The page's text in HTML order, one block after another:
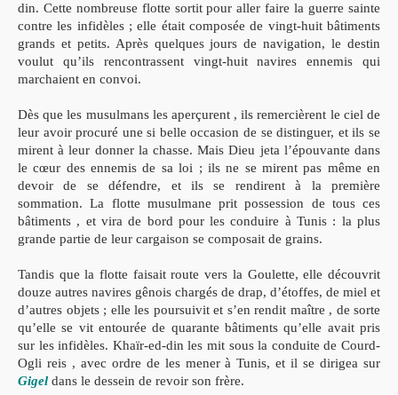
din. Cette nombreuse flotte sortit pour aller faire la guerre sainte
contre les infidèles ; elle était composée de vingt-huit bâtiments
grands et petits. Après quelques jours de navigation, le destin
voulut qu’ils rencontrassent vingt-huit navires ennemis qui
marchaient en convoi.
Dès que les musulmans les aperçurent , ils remercièrent le ciel de
leur avoir procuré une si belle occasion de se distinguer, et ils se
mirent à leur donner la chasse. Mais Dieu jeta l’épouvante dans
le cœur des ennemis de sa loi ; ils ne se mirent pas même en
devoir de se défendre, et ils se rendirent à la première
sommation. La flotte musulmane prit possession de tous ces
bâtiments , et vira de bord pour les conduire à Tunis : la plus
grande partie de leur cargaison se composait de grains.
Tandis que la flotte faisait route vers la Goulette, elle découvrit
douze autres navires gênois chargés de drap, d’étoffes, de miel et
d’autres objets ; elle les poursuivit et s’en rendit maître , de sorte
qu’elle se vit entourée de quarante bâtiments qu’elle avait pris
sur les infidèles. Khaïr-ed-din les mit sous la conduite de Courd-
Ogli reis , avec ordre de les mener à Tunis, et il se dirigea sur
Gigel dans le dessein de revoir son frère.